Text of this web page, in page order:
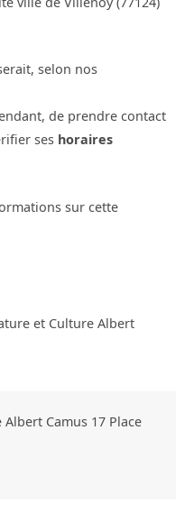
selon nos
de prendre contact
ses horaires
sur cette
et Culture Albert
Camus 17 Place